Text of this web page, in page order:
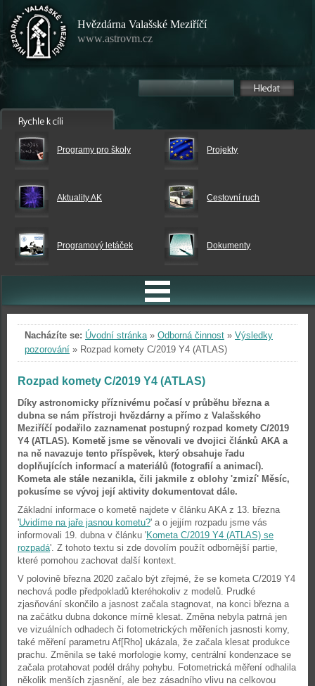
Hvězdárna Valašské Meziříčí
www.astrovm.cz
Programy pro školy Projekty
Aktuality AK Cestovní ruch
Programový letáček Dokumenty
Nacházíte se: Úvodní stránka» Odborná činnost » Výsledky
pozorování » Rozpad komety C/2019 Y4 (ATLAS)
Rozpad komety C/2019 Y4 (ATLAS)
Díky astronomicky příznivému počasí v průběhu března a
dubna se nám přístroji hvězdárny a přímo z Valašského
Meziříčí podařilo zaznamenat postupný rozpad komety C/2019
Y4 (ATLAS). Kometě jsme se věnovali ve dvojici článků AKA a
na ně navazuje tento příspěvek, který obsahuje řadu
doplňujících informací a materiálů (fotografií a animací).
Kometa ale stále nezanikla, čili jakmile z oblohy 'zmizí' Měsíc,
pokusíme se vývoj její aktivity dokumentovat dále.
Základní informace o kometě najdete v článku AKA z 13. března
'Uvidíme na jaře jasnou kometu?' a o jejjím rozpadu jsme vás
informovali 19. dubna v článku 'Kometa C/2019 Y4 (ATLAS) se
rozpadá'. Z tohoto textu si zde dovolím použít odbornější partie,
které pomohou zachovat další kontext.
V polovině března 2020 začalo být zřejmé, že se kometa C/2019 Y4
nechová podle předpokladů kteréhokoliv z modelů. Prudké
zjasňování skončilo a jasnost začala stagnovat, na konci března a
na začátku dubna dokonce mírně klesat. Změna nebyla patrná jen
ve vizuálních odhadech či fotometrických měřeních jasnosti komy,
také měření parametru Af[Rho] ukázala, že začala klesat produkce
prachu. Změnila se také morfologie komy, centrální kondenzace se
začala protahovat podél dráhy pohybu. Fotometrická měření odhalila
několik menších zjasnění, ale bez zásadního vlivu na celkovou